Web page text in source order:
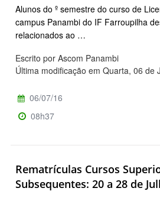
Alunos do º semestre do curso de
campus Panambi do IF Farroupilha
relacionados ao …
Escrito por Ascom Panambi
Última modificação em Quarta, 06 de
06/07/16
08h37
Rematrículas Cursos
Subsequentes: 20 a 28 de